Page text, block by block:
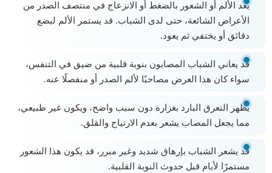
يعد الألم أو الشعور بالضغط أو الانزعاج في منتصف الصدر من
الأعراض الشائعة، حتى لدى الشباب. قد يستمر الألم لبضع
دقائق أو يختفي ثم يعود.
قد يعاني الشباب المصابون بنوبة قلبية من ضيق في التنفس،
سواء كان هذا العرض مصاحبًا لألم الصدر أو منفصلًا عنه.
يظهر التعرق البارد بغزارة دون سبب واضح، ويكون غير طبيعي،
مما يجعل المصاب يشعر بعدم الارتياح والقلق.
قد يشعر الشباب بإرهاق شديد وغير مبرر، قد يكون هذا الشعور
مستمرًا لأيام قبل حدوث النوبة القلبية.